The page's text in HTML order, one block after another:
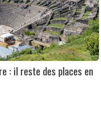
: il reste des places en